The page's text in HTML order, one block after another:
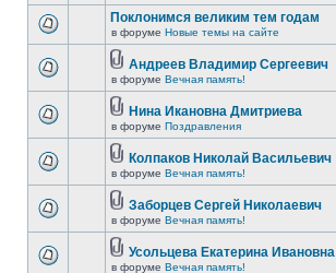
Поклонимся великим тем годам
в форуме Новые темы на сайте
Андреев Владимир Сергеевич
в форуме Вечная память!
Нина Икановна Дмитриева
в форуме Поздравления
Колпаков Николай Васильевич
в форуме Вечная память!
Заборцев Сергей Николаевич
в форуме Вечная память!
Усольцева Екатерина Ивановна
в форуме Вечная память!